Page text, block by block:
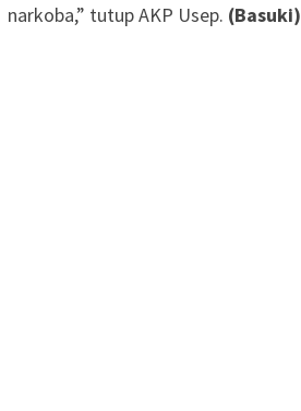
narkoba,” tutup AKP Usep. (Basuki)